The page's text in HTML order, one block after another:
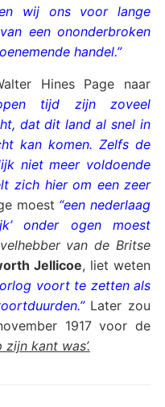
wij ons voor lange
een ononderbroken
handel.”
Hines Page naar
tijd zijn zoveel
dat dit land al snel in
kan komen. Zelfs de
niet meer voldoende
zich hier om een zeer
moest “een nederlaag
onder ogen moest
van de Britse
Jellicoe, liet weten
voort te zetten als
Later zou
1917 voor de
kant was’.